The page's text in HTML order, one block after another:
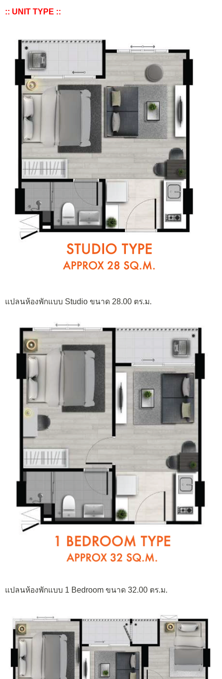
:: UNIT TYPE ::
แปลนห้องพักแบบ Studio ขนาด 28.00 ตร.ม.
แปลนห้องพักแบบ 1 Bedroom ขนาด 32.00 ตร.ม.